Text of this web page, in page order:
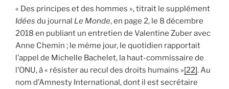
« Des principes et des hommes », titrait le supplément
Idées du journal Le Monde, en page 2, le 8 décembre
2018 en publiant un entretien de Valentine Zuber avec
Anne Chemin ; le même jour, le quotidien rapportait
l’appel de Michelle Bachelet, la haut-commissaire de
l’ONU, à « résister au recul des droits humains »[22]. Au
nom d’Amnesty International, dont il est secrétaire